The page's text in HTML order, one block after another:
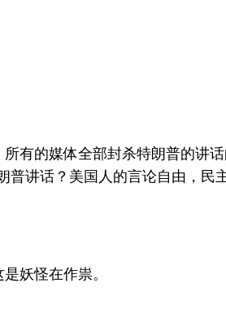
有的媒体全部封杀特朗普的讲
讲话？美国人的言论自由，民
妖怪在作祟。